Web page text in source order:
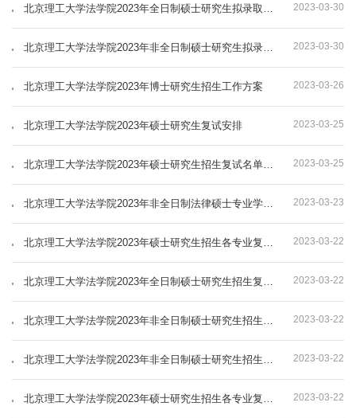
2023-03-30
2023-03-30
2023-03-26
北京理工大学法学院2023年博士研究生招生工作方案
2023-03-25
北京理工大学法学院2023年硕士研究生复试安排
2023-03-25
2023-03-23
2023-03-22
2023-03-22
2023-03-22
2023-03-22
2023-03-22